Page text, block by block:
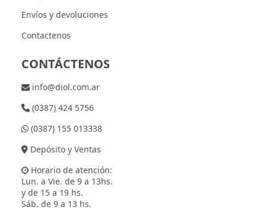
Envíos y devoluciones
Contactenos
CONTÁCTENOS
info@diol.com.ar
(0387) 424 5756
(0387) 155 013338
Depósito y Ventas
Horario de atención:
Lun. a Vie. de 9 a 13hs.
y de 15 a 19 hs.
Sáb. de 9 a 13 hs.